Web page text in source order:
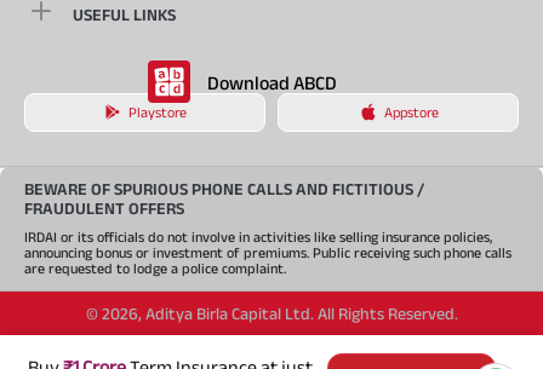
USEFUL LINKS
Download ABCD
Playstore Appstore
BEWARE OF SPURIOUS PHONE CALLS AND FICTITIOUS /
FRAUDULENT OFFERS
IRDAI or its officials do not involve in activities like selling insurance policies,
announcing bonus or investment of premiums. Public receiving such phone calls
are requested to lodge a police complaint.
© 2026, Aditya Birla Capital Ltd. All Rights Reserved.